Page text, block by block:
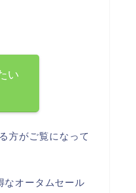
い
方がご覧になって
なオータムセール